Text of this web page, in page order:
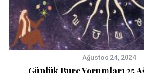
Ağustos 24, 2024
Günlük Burç Yorumları 25